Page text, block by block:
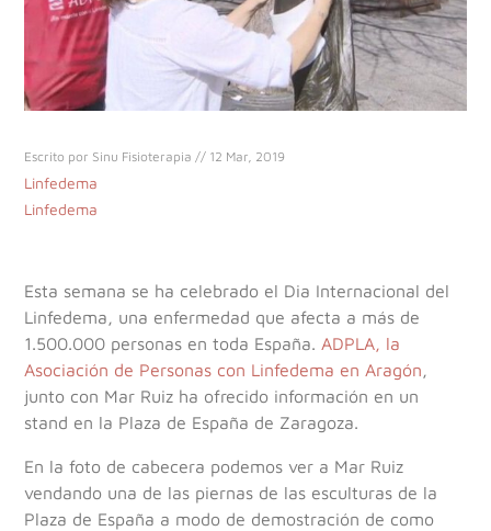
Escrito por Sinu Fisioterapia // 12 Mar, 2019
Linfedema
Linfedema
Esta semana se ha celebrado el Dia Internacional del
Linfedema, una enfermedad que afecta a más de
1.500.000 personas en toda España. ADPLA, la
Asociación de Personas con Linfedema en Aragón,
junto con Mar Ruiz ha ofrecido información en un
stand en la Plaza de España de Zaragoza.
En la foto de cabecera podemos ver a Mar Ruiz
vendando una de las piernas de las esculturas de la
Plaza de España a modo de demostración de como